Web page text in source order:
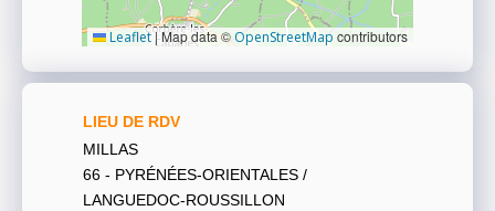
Leaflet |Map data © OpenStreetMap contributors
LIEU DE RDV
MILLAS
66 - PYRÉNÉES-ORIENTALES /
LANGUEDOC-ROUSSILLON